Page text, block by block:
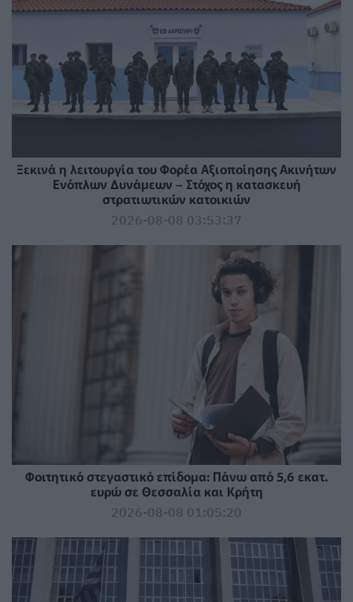
Ξεκινά η λειτουργία του Φορέα Αξιοποίησης Ακινήτων
Ενόπλων Δυνάμεων – Στόχος η κατασκευή
στρατιωτικών κατοικιών
2026-08-08 03:53:37
Φοιτητικό στεγαστικό επίδομα: Πάνω από 5,6 εκατ.
ευρώ σε Θεσσαλία και Κρήτη
2026-08-08 01:05:20